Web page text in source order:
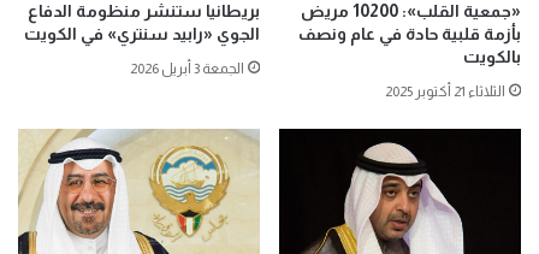
«جمعية القلب»: 10200 مريض
بأزمة قلبية حادة في عام ونصف
بالكويت
الثلاثاء 21 أكتوبر 2025
بريطانيا ستنشر منظومة الدفاع
الجوي «رابيد سنتري» في الكويت
الجمعة 3 أبريل 2026